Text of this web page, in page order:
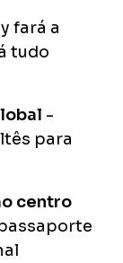
fará a
tudo
-
para
centro